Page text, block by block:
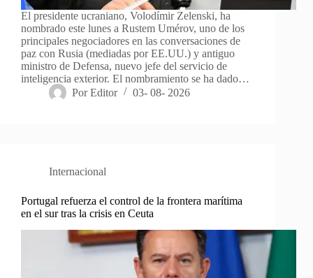
El presidente ucraniano, Volodímir Zelenski, ha
nombrado este lunes a Rustem Umérov, uno de los
principales negociadores en las conversaciones de
paz con Rusia (mediadas por EE.UU.) y antiguo
ministro de Defensa, nuevo jefe del servicio de
inteligencia exterior. El nombramiento se ha dado…
Por Editor 03- 08- 2026
Internacional
Portugal refuerza el control de la frontera marítima
en el sur tras la crisis en Ceuta